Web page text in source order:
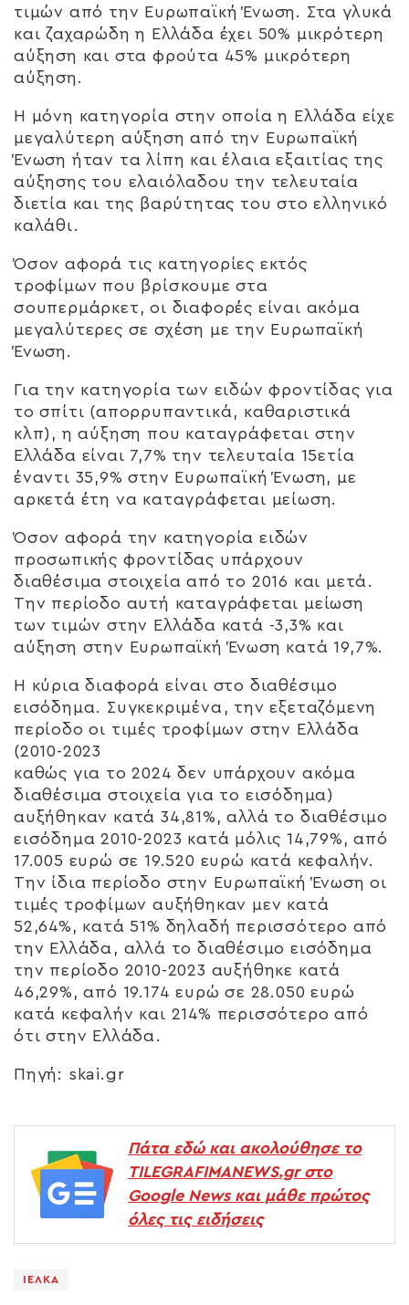
τιμών από την Ευρωπαϊκή Ένωση. Στα γλυκά
και ζαχαρώδη η Ελλάδα έχει 50% μικρότερη
αύξηση και στα φρούτα 45% μικρότερη
αύξηση.
Η μόνη κατηγορία στην οποία η Ελλάδα είχε
μεγαλύτερη αύξηση από την Ευρωπαϊκή
Ένωση ήταν τα λίπη και έλαια εξαιτίας της
αύξησης του ελαιόλαδου την τελευταία
διετία και της βαρύτητας του στο ελληνικό
καλάθι.
Όσον αφορά τις κατηγορίες εκτός
τροφίμων που βρίσκουμε στα
σουπερμάρκετ, οι διαφορές είναι ακόμα
μεγαλύτερες σε σχέση με την Ευρωπαϊκή
Ένωση.
Για την κατηγορία των ειδών φροντίδας για
το σπίτι (απορρυπαντικά, καθαριστικά
κλπ), η αύξηση που καταγράφεται στην
Ελλάδα είναι 7,7% την τελευταία 15ετία
έναντι 35,9% στην Ευρωπαϊκή Ένωση, με
αρκετά έτη να καταγράφεται μείωση.
Όσον αφορά την κατηγορία ειδών
προσωπικής φροντίδας υπάρχουν
διαθέσιμα στοιχεία από το 2016 και μετά.
Την περίοδο αυτή καταγράφεται μείωση
των τιμών στην Ελλάδα κατά -3,3% και
αύξηση στην Ευρωπαϊκή Ένωση κατά 19,7%.
Η κύρια διαφορά είναι στο διαθέσιμο
εισόδημα. Συγκεκριμένα, την εξεταζόμενη
περίοδο οι τιμές τροφίμων στην Ελλάδα
(2010-2023
καθώς για το 2024 δεν υπάρχουν ακόμα
διαθέσιμα στοιχεία για το εισόδημα)
αυξήθηκαν κατά 34,81%, αλλά το διαθέσιμο
εισόδημα 2010-2023 κατά μόλις 14,79%, από
17.005 ευρώ σε 19.520 ευρώ κατά κεφαλήν.
Την ίδια περίοδο στην Ευρωπαϊκή Ένωση οι
τιμές τροφίμων αυξήθηκαν μεν κατά
52,64%, κατά 51% δηλαδή περισσότερο από
την Ελλάδα, αλλά το διαθέσιμο εισόδημα
την περίοδο 2010-2023 αυξήθηκε κατά
46,29%, από 19.174 ευρώ σε 28.050 ευρώ
κατά κεφαλήν και 214% περισσότερο από
ότι στην Ελλάδα.
Πηγή: skai.gr
Πάτα εδώ και ακολούθησε το
TILEGRAFIMANEWS.gr στο
Google News και μάθε πρώτος
όλες τις ειδήσεις
ΙΕΛΚΑ